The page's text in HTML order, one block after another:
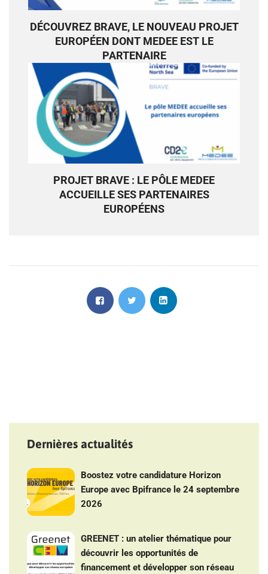
DÉCOUVREZ BRAVE, LE NOUVEAU PROJET
EUROPÉEN DONT MEDEE EST LE
PARTENAIRE
PROJET BRAVE : LE PÔLE MEDEE
ACCUEILLE SES PARTENAIRES
EUROPÉENS
Dernières actualités
Boostez votre candidature Horizon
Europe avec Bpifrance le 24 septembre
2026
GREENET : un atelier thématique pour
découvrir les opportunités de
financement et développer son réseau